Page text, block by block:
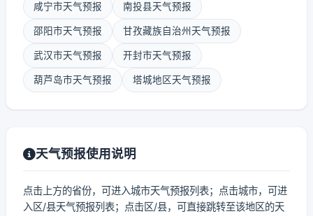
咸宁市天气预报 南投县天气预报
邵阳市天气预报 甘孜藏族自治州天气预报
武汉市天气预报 开封市天气预报
葫芦岛市天气预报 塔城地区天气预报
天气预报使用说明
点击上方的省份，可进入城市天气预报列表；点击城市，可进
入区/县天气预报列表；点击区/县，可直接跳转至该地区的天